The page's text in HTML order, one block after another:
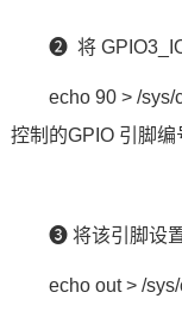
❷ 将
echo 90 > /
控制的GPIO 引脚编
❸ 将该引脚设
echo out > /